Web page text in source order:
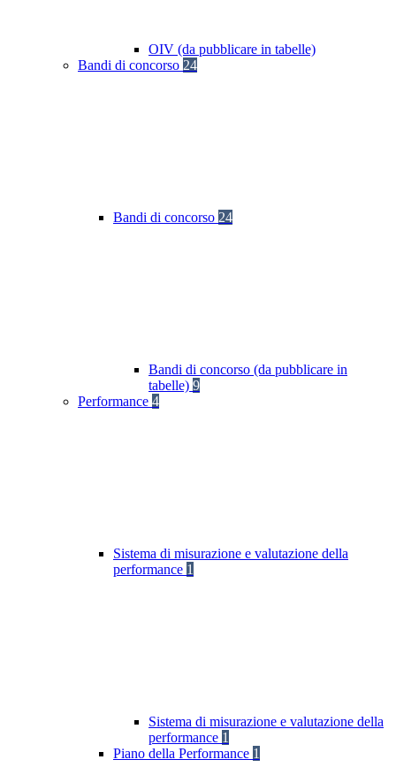
OIV (da pubblicare in tabelle)
Bandi di concorso 24
Bandi di concorso 24
Bandi di concorso (da pubblicare in
tabelle) 9
Performance 4
Sistema di misurazione e valutazione della
performance 1
Sistema di misurazione e valutazione della
performance 1
Piano della Performance 1